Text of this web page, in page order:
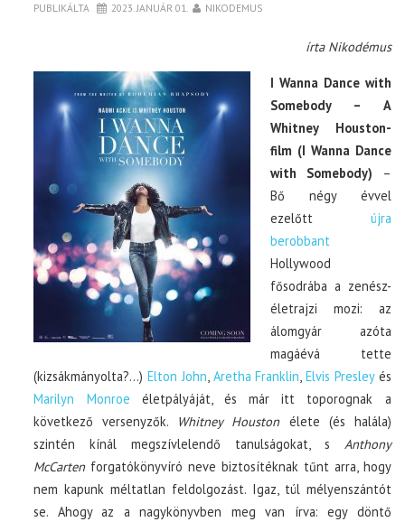
PUBLIKÁLTA 2023. JANUÁR 01. NIKODEMUS
írta Nikodémus
I Wanna Dance with
Somebody – A
Whitney Houston-
film (I Wanna Dance
with Somebody) –
Bő négy évvel
ezelőtt újra
berobbant
Hollywood
fősodrába a zenész-
életrajzi mozi: az
álomgyár azóta
magáévá tette
(kizsákmányolta?…)Elton John, Aretha Franklin,Elvis Presleyés
Marilyn Monroe életpályáját, és már itt toporognak a
következő versenyzők. Whitney Houstonélete (és halála)
szintén kínál megszívlelendő tanulságokat, s Anthony
McCartenforgatókönyvíró neve biztosítéknak tűnt arra, hogy
nem kapunk méltatlan feldolgozást. Igaz, túl mélyenszántót
se. Ahogy az a nagykönyvben meg van írva: egy döntő